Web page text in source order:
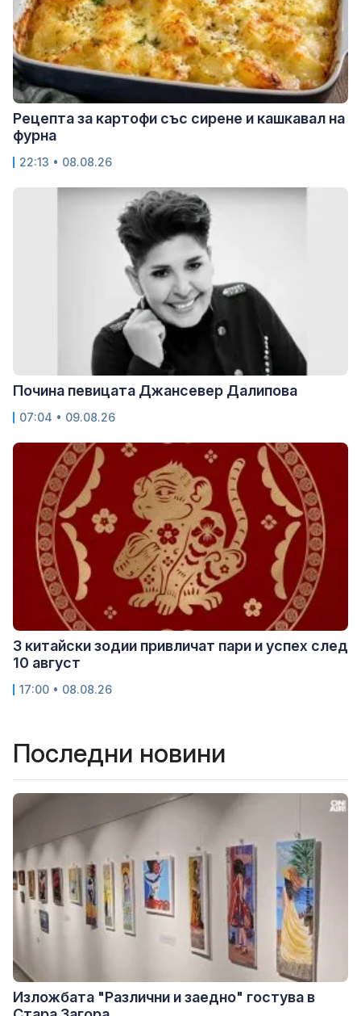
Рецепта за картофи със сирене и кашкавал на
фурна
22:13 • 08.08.26
Почина певицата Джансевер Далипова
07:04 • 09.08.26
3 китайски зодии привличат пари и успех след
10 август
17:00 • 08.08.26
Последни новини
Изложбата "Различни и заедно" гостува в